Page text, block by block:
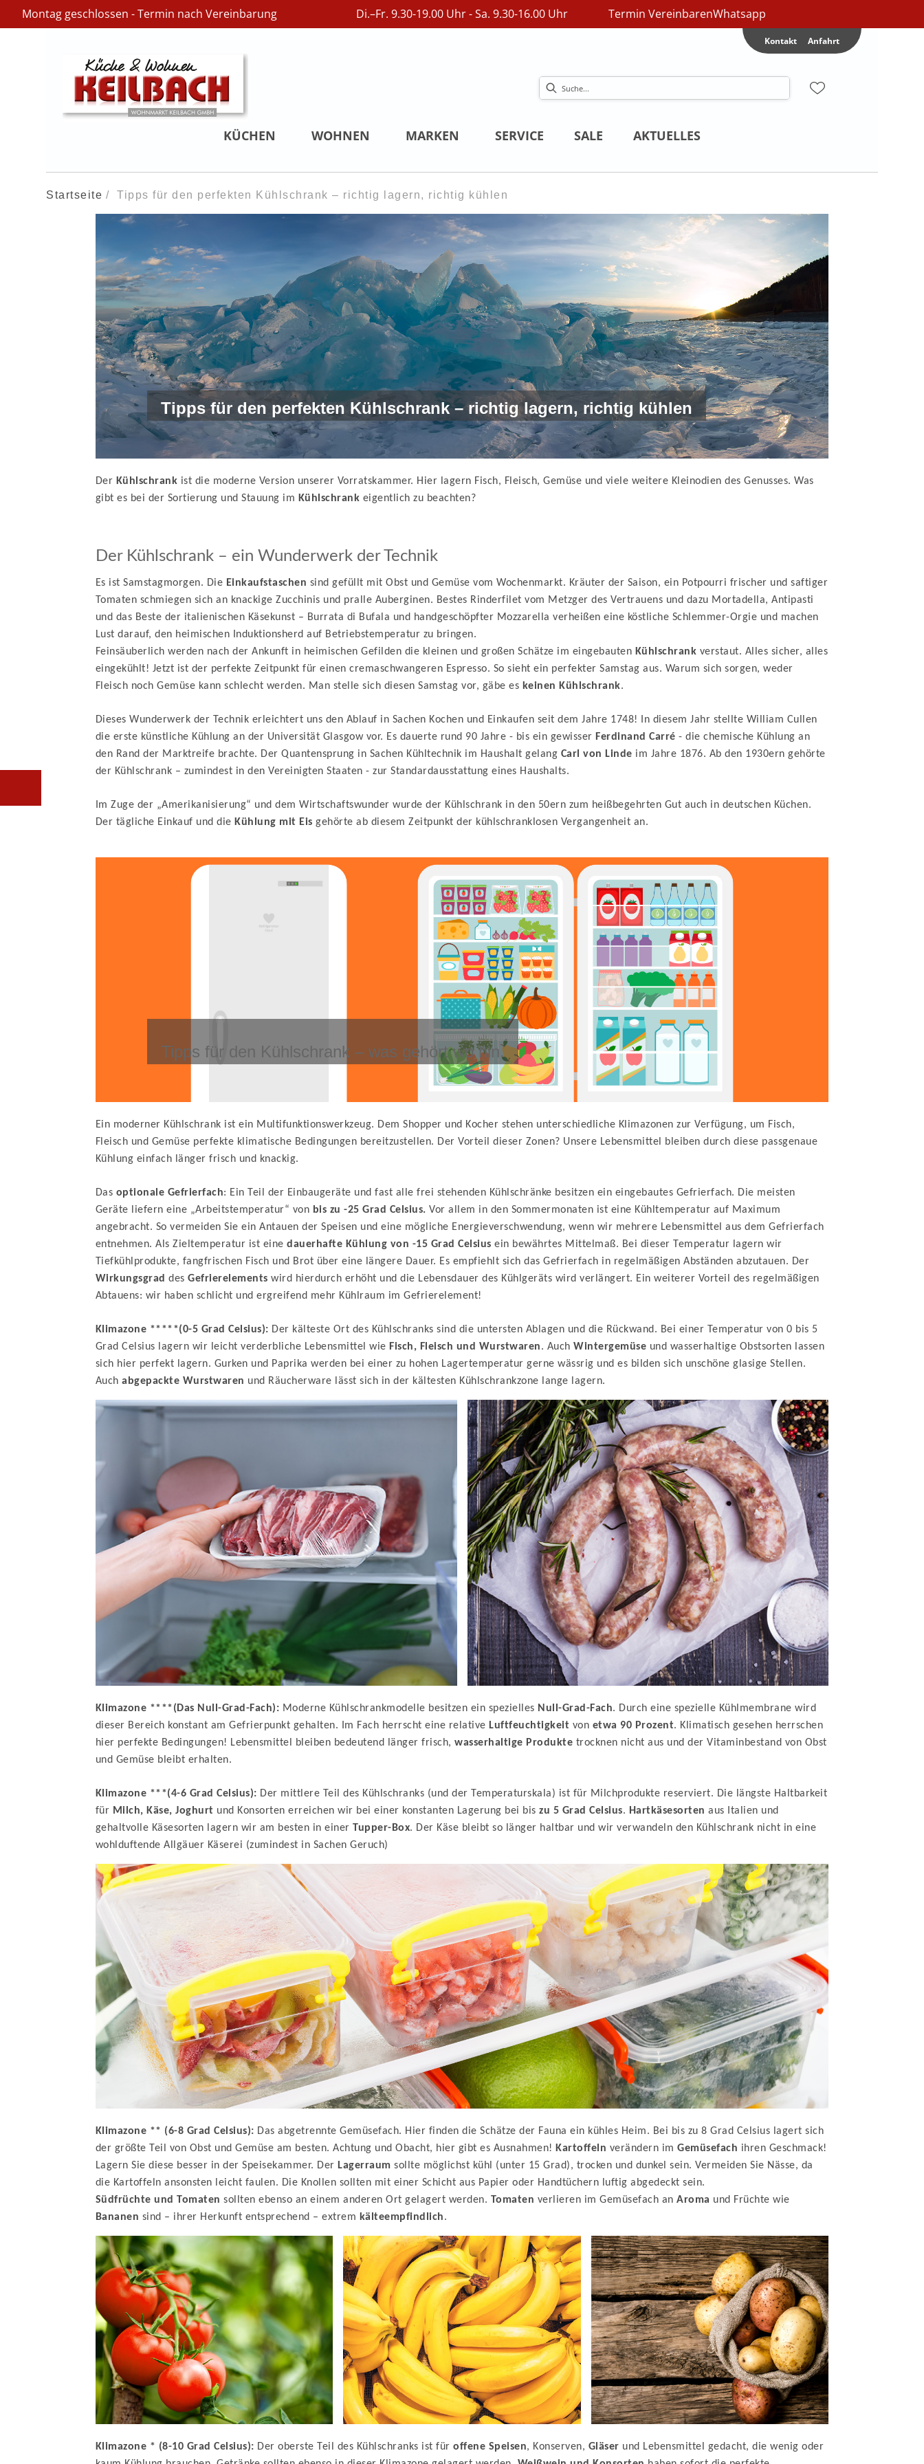
Montag geschlossen - Termin nach Vereinbarung Di.–Fr. 9.30-19.00 Uhr - Sa. 9.30-16.00 Uhr Termin VereinbarenWhatsapp
Kontakt Anfahrt
KÜCHEN WOHNEN MARKEN SERVICE SALE AKTUELLES
Startseite Tipps für den perfekten Kühlschrank – richtig lagern, richtig kühlen
Tipps für den perfekten Kühlschrank – richtig lagern, richtig kühlen
Der Kühlschrank ist die moderne Version unserer Vorratskammer. Hier lagern Fisch, Fleisch, Gemüse und viele weitere Kleinodien des Genusses. Was
gibt es bei der Sortierung und Stauung im Kühlschrank eigentlich zu beachten?
Der Kühlschrank – ein Wunderwerk der Technik
Es ist Samstagmorgen. Die Einkaufstaschen sind gefüllt mit Obst und Gemüse vom Wochenmarkt. Kräuter der Saison, ein Potpourri frischer und saftiger
Tomaten schmiegen sich an knackige Zucchinis und pralle Auberginen. Bestes Rinderfilet vom Metzger des Vertrauens und dazu Mortadella, Antipasti
und das Beste der italienischen Käsekunst – Burrata di Bufala und handgeschöpfter Mozzarella verheißen eine köstliche Schlemmer-Orgie und machen
Lust darauf, den heimischen Induktionsherd auf Betriebstemperatur zu bringen.
Feinsäuberlich werden nach der Ankunft in heimischen Gefilden die kleinen und großen Schätze im eingebauten Kühlschrank verstaut. Alles sicher, alles
eingekühlt! Jetzt ist der perfekte Zeitpunkt für einen cremaschwangeren Espresso. So sieht ein perfekter Samstag aus. Warum sich sorgen, weder
Fleisch noch Gemüse kann schlecht werden. Man stelle sich diesen Samstag vor, gäbe es keinen Kühlschrank.
Dieses Wunderwerk der Technik erleichtert uns den Ablauf in Sachen Kochen und Einkaufen seit dem Jahre 1748! In diesem Jahr stellte William Cullen
die erste künstliche Kühlung an der Universität Glasgow vor. Es dauerte rund 90 Jahre - bis ein gewisser Ferdinand Carré - die chemische Kühlung an
den Rand der Marktreife brachte. Der Quantensprung in Sachen Kühltechnik im Haushalt gelang Carl von Linde im Jahre 1876. Ab den 1930ern gehörte
der Kühlschrank – zumindest in den Vereinigten Staaten - zur Standardausstattung eines Haushalts.
Im Zuge der „Amerikanisierung“ und dem Wirtschaftswunder wurde der Kühlschrank in den 50ern zum heißbegehrten Gut auch in deutschen Küchen.
Der tägliche Einkauf und die Kühlung mit Eis gehörte ab diesem Zeitpunkt der kühlschranklosen Vergangenheit an.
Tipps für den Kühlschrank – was gehört wo hin.
Ein moderner Kühlschrank ist ein Multifunktionswerkzeug. Dem Shopper und Kocher stehen unterschiedliche Klimazonen zur Verfügung, um Fisch,
Fleisch und Gemüse perfekte klimatische Bedingungen bereitzustellen. Der Vorteil dieser Zonen? Unsere Lebensmittel bleiben durch diese passgenaue
Kühlung einfach länger frisch und knackig.
Das optionale Gefrierfach: Ein Teil der Einbaugeräte und fast alle frei stehenden Kühlschränke besitzen ein eingebautes Gefrierfach. Die meisten
Geräte liefern eine „Arbeitstemperatur“ von bis zu -25 Grad Celsius. Vor allem in den Sommermonaten ist eine Kühltemperatur auf Maximum
angebracht. So vermeiden Sie ein Antauen der Speisen und eine mögliche Energieverschwendung, wenn wir mehrere Lebensmittel aus dem Gefrierfach
entnehmen. Als Zieltemperatur ist einedauerhafte Kühlung von -15 Grad Celsius ein bewährtes Mittelmaß. Bei dieser Temperatur lagern wir
Tiefkühlprodukte, fangfrischen Fisch und Brot über eine längere Dauer. Es empfiehlt sich das Gefrierfach in regelmäßigen Abständen abzutauen. Der
Wirkungsgrad desGefrierelements wird hierdurch erhöht und die Lebensdauer des Kühlgeräts wird verlängert. Ein weiterer Vorteil des regelmäßigen
Abtauens: wir haben schlicht und ergreifend mehr Kühlraum im Gefrierelement!
Klimazone *****(0-5 Grad Celsius): Der kälteste Ort des Kühlschranks sind die untersten Ablagen und die Rückwand. Bei einer Temperatur von 0 bis 5
Grad Celsius lagern wir leicht verderbliche Lebensmittel wie Fisch, Fleisch und Wurstwaren. AuchWintergemüse und wasserhaltige Obstsorten lassen
sich hier perfekt lagern. Gurken und Paprika werden bei einer zu hohen Lagertemperatur gerne wässrig und es bilden sich unschöne glasige Stellen.
Auchabgepackte Wurstwaren und Räucherware lässt sich in der kältesten Kühlschrankzone lange lagern.
Klimazone ****(Das Null-Grad-Fach): Moderne Kühlschrankmodelle besitzen ein spezielles Null-Grad-Fach. Durch eine spezielle Kühlmembrane wird
dieser Bereich konstant am Gefrierpunkt gehalten. Im Fach herrscht eine relativeLuftfeuchtigkeit von etwa 90 Prozent. Klimatisch gesehen herrschen
hier perfekte Bedingungen! Lebensmittel bleiben bedeutend länger frisch,wasserhaltige Produkte trocknen nicht aus und der Vitaminbestand von Obst
und Gemüse bleibt erhalten.
Klimazone ***(4-6 Grad Celsius): Der mittlere Teil des Kühlschranks (und der Temperaturskala) ist für Milchprodukte reserviert. Die längste Haltbarkeit
für Milch, Käse, Joghurt und Konsorten erreichen wir bei einer konstanten Lagerung bei biszu 5 Grad Celsius. Hartkäsesorten aus Italien und
gehaltvolle Käsesorten lagern wir am besten in einerTupper-Box. Der Käse bleibt so länger haltbar und wir verwandeln den Kühlschrank nicht in eine
wohlduftende Allgäuer Käserei (zumindest in Sachen Geruch)
Klimazone ** (6-8 Grad Celsius): Das abgetrennte Gemüsefach. Hier finden die Schätze der Fauna ein kühles Heim. Bei bis zu 8 Grad Celsius lagert sich
der größte Teil von Obst und Gemüse am besten. Achtung und Obacht, hier gibt es Ausnahmen! Kartoffeln verändern imGemüsefach ihren Geschmack!
Lagern Sie diese besser in der Speisekammer. Der Lagerraum sollte möglichst kühl (unter 15 Grad), trocken und dunkel sein. Vermeiden Sie Nässe, da
die Kartoffeln ansonsten leicht faulen. Die Knollen sollten mit einer Schicht aus Papier oder Handtüchern luftig abgedeckt sein.
Südfrüchte und Tomaten sollten ebenso an einem anderen Ort gelagert werden. Tomaten verlieren im Gemüsefach anAroma und Früchte wie
Bananen sind – ihrer Herkunft entsprechend – extrem kälteempfindlich.
Klimazone * (8-10 Grad Celsius): Der oberste Teil des Kühlschranks ist füroffene Speisen, Konserven, Gläser und Lebensmittel gedacht, die wenig oder